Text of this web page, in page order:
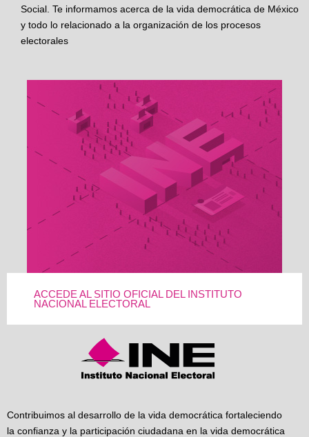
Social. Te informamos acerca de la vida democrática de México
y todo lo relacionado a la organización de los procesos
electorales
ACCEDE AL SITIO OFICIAL DEL INSTITUTO
NACIONAL ELECTORAL
Contribuimos al desarrollo de la vida democrática fortaleciendo
la confianza y la participación ciudadana en la vida democrática